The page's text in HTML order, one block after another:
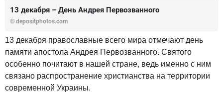
13 декабря – День Андрея Первозванного
© depositphotos.com
13 декабря православные всего мира отмечают день
памяти апостола Андрея Первозванного. Святого
особенно почитают в нашей стране, ведь именно с ним
связано распространение христианства на территории
современной Украины.